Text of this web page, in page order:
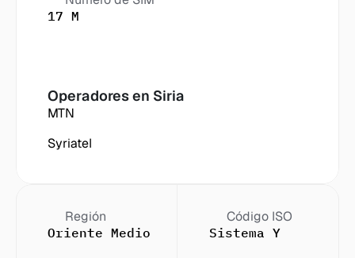
17 M
Operadores en Siria
MTN
Syriatel
Región
Oriente Medio
Código ISO
Sistema Y